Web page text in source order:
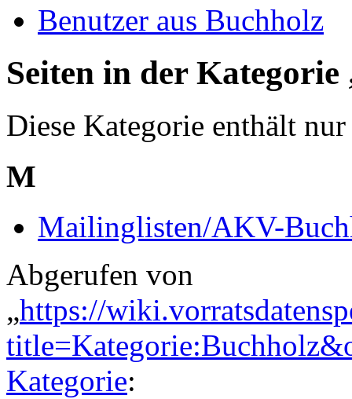
Benutzer aus Buchholz
Seiten in der Kategorie
Diese Kategorie enthält
M
Mailinglisten/AKV-
Abgerufen von
„https://
Kategorie: